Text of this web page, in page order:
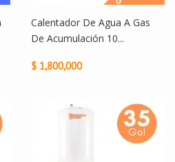
Calentador De Agua A Gas
De Acumulación 10...
$ 1,800,000